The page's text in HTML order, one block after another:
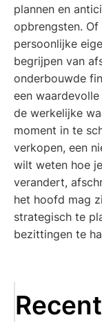
plannen en
opbrengsten.
persoonlijke
begrijpen van
onderbouwde
een
de werkelijke
moment in te
verkopen, een
wilt weten hoe
verandert,
het hoofd mag
strategisch te
bezittingen te